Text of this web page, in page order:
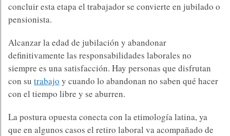
concluir esta etapa el trabajador se convierte en jubilado o
pensionista.
Alcanzar la edad de jubilación y abandonar
definitivamente las responsabilidades laborales no
siempre es una satisfacción. Hay personas que disfrutan
con su trabajo y cuando lo abandonan no saben qué hacer
con el tiempo libre y se aburren.
La postura opuesta conecta con la etimología latina, ya
que en algunos casos el retiro laboral va acompañado de